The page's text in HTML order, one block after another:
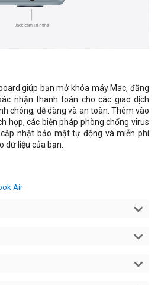
giúp bạn mở khóa máy Mac, đăng
nhận thanh toán cho các giao dịch
chóng, dễ dàng và an toàn. Thêm vào
hợp, các biện pháp phòng chống virus
nhật bảo mật tự động và miễn phí
dữ liệu của bạn.
Air